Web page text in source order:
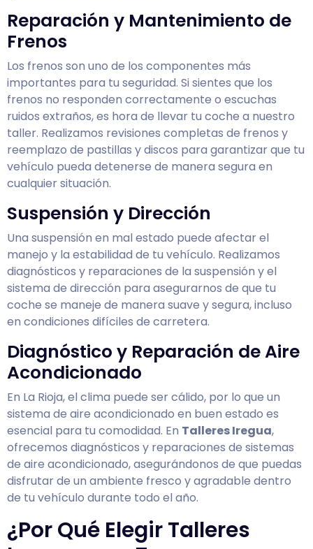
Reparación y Mantenimiento de
Frenos
Los frenos son uno de los componentes más
importantes para tu seguridad. Si sientes que los
frenos no responden correctamente o escuchas
ruidos extraños, es hora de llevar tu coche a nuestro
taller. Realizamos revisiones completas de frenos y
reemplazo de pastillas y discos para garantizar que tu
vehículo pueda detenerse de manera segura en
cualquier situación.
Suspensión y Dirección
Una suspensión en mal estado puede afectar el
manejo y la estabilidad de tu vehículo. Realizamos
diagnósticos y reparaciones de la suspensión y el
sistema de dirección para asegurarnos de que tu
coche se maneje de manera suave y segura, incluso
en condiciones difíciles de carretera.
Diagnóstico y Reparación de Aire
Acondicionado
En La Rioja, el clima puede ser cálido, por lo que un
sistema de aire acondicionado en buen estado es
esencial para tu comodidad. En Talleres Iregua,
ofrecemos diagnósticos y reparaciones de sistemas
de aire acondicionado, asegurándonos de que puedas
disfrutar de un ambiente fresco y agradable dentro
de tu vehículo durante todo el año.
¿Por Qué Elegir Talleres